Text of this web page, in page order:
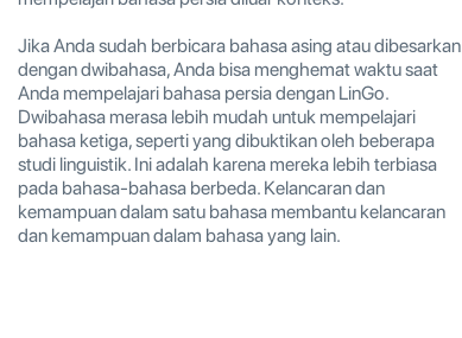
Jika Anda sudah berbicara bahasa asing atau dibesarkan
dengan dwibahasa, Anda bisa menghemat waktu saat
Anda mempelajari bahasa persia dengan LinGo.
Dwibahasa merasa lebih mudah untuk mempelajari
bahasa ketiga, seperti yang dibuktikan oleh beberapa
studi linguistik. Ini adalah karena mereka lebih terbiasa
pada bahasa-bahasa berbeda. Kelancaran dan
kemampuan dalam satu bahasa membantu kelancaran
dan kemampuan dalam bahasa yang lain.